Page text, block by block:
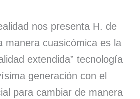
nos presenta H. de
manera cuasicómica es la
extendida” tecnología
generación con el
para cambiar de manera